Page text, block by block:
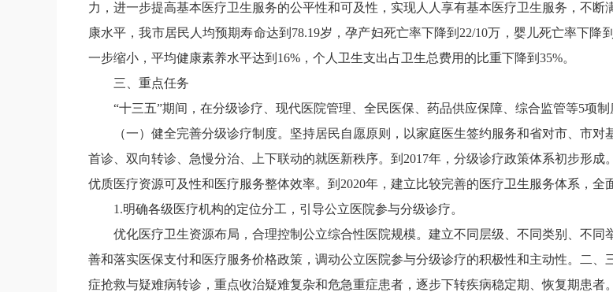
力，进一步提高基本医疗卫生服务的公平性和可及性，实现人人享有基本医疗卫生服务，不
康水平，我市居民人均预期寿命达到 78.19岁，孕产妇死亡率下降到 22/10万，婴儿死亡率下降到
一步缩小，平均健康素养水平达到 16% ，个人卫生支出占卫生总费用的比重下降到 35%。
三、重点任务
“十三五”期间，在分级诊疗、现代医院管理、全民医保、药品供应保障、综合监管等5项制
（一）健全完善分级诊疗制度。 坚持居民自愿原则，以家庭医生签约服务和省对市、市
首诊、双向转诊、急慢分治、上下联动的就医新秩序。到 2017年，分级诊疗政策体系初步形成
优质医疗资源可及性和医疗服务整体效率。到 2020年，建立比较完善的医疗卫生服务体系，全
1.明确各级医疗机构的定位分工，引导公立医院参与分级诊疗。
优化医疗卫生资源布局，合理控制公立综合性医院规模。建立不同层级、不同类别、不
善和落实医保支付和医疗服务价格政策，调动公立医院参与分级诊疗的积极性和主动性。二
症抢救与疑难病转诊，重点收治疑难复杂和危急重症患者，逐步下转疾病稳定期、恢复期患